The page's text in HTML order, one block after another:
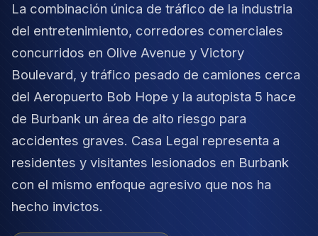
La combinación única de tráfico de la industria
del entretenimiento, corredores comerciales
concurridos en Olive Avenue y Victory
Boulevard, y tráfico pesado de camiones cerca
del Aeropuerto Bob Hope y la autopista 5 hace
de Burbank un área de alto riesgo para
accidentes graves. Casa Legal representa a
residentes y visitantes lesionados en Burbank
con el mismo enfoque agresivo que nos ha
hecho invictos.